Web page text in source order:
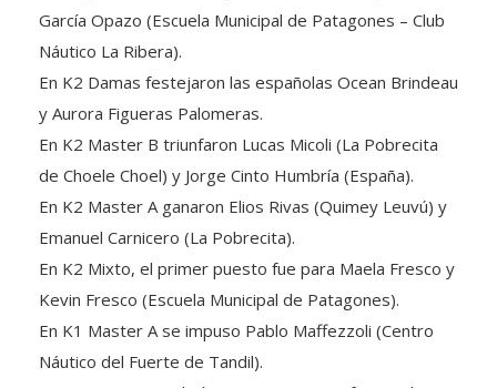
García Opazo (Escuela Municipal de Patagones – Club
Náutico La Ribera).
En K2 Damas festejaron las españolas Ocean Brindeau
y Aurora Figueras Palomeras.
En K2 Master B triunfaron Lucas Micoli (La Pobrecita
de Choele Choel) y Jorge Cinto Humbría (España).
En K2 Master A ganaron Elios Rivas (Quimey Leuvú) y
Emanuel Carnicero (La Pobrecita).
En K2 Mixto, el primer puesto fue para Maela Fresco y
Kevin Fresco (Escuela Municipal de Patagones).
En K1 Master A se impuso Pablo Maffezzoli (Centro
Náutico del Fuerte de Tandil).